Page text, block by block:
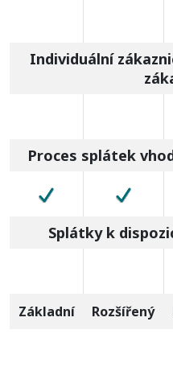
Individuální
Proces splátek
Splátky k
Základní Rozšířený